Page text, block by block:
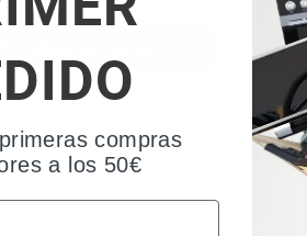
precio
Comparar
compras
a los 50€